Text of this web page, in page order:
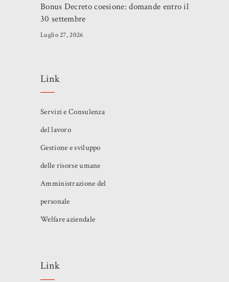
Bonus Decreto coesione: domande entro il
30 settembre
Luglio 27, 2026
Link
Servizi e Consulenza
del lavoro
Gestione e sviluppo
delle risorse umane
Amministrazione del
personale
Welfare aziendale
Link